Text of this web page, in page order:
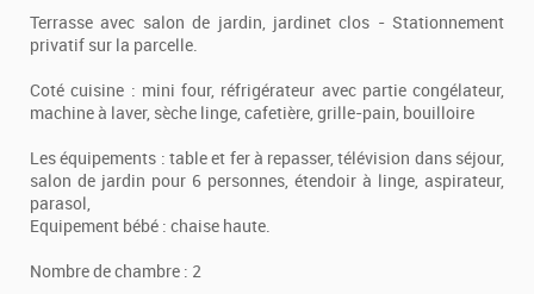
Terrasse avec salon de jardin, jardinet clos - Stationnement
privatif sur la parcelle.
Coté cuisine : mini four, réfrigérateur avec partie congélateur,
machine à laver, sèche linge, cafetière, grille-pain, bouilloire
Les équipements : table et fer à repasser, télévision dans séjour,
salon de jardin pour 6 personnes, étendoir à linge, aspirateur,
parasol,
Equipement bébé : chaise haute.
Nombre de chambre : 2